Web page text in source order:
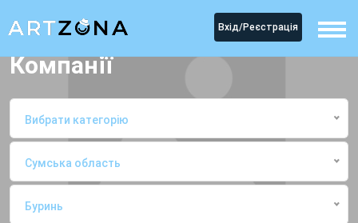
Вхід/Реєстрація
Компанії
Вибрати категорію
Сумська область
Буринь